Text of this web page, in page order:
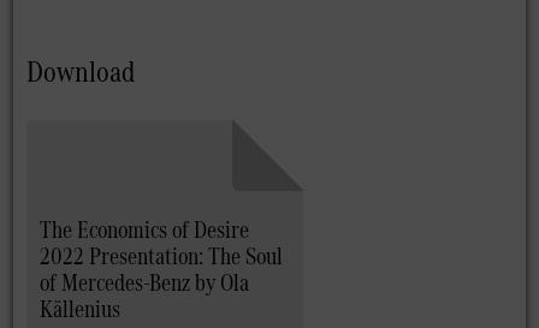
Download
The Economics of Desire
2022 Presentation: The Soul
of Mercedes-Benz by Ola
Källenius